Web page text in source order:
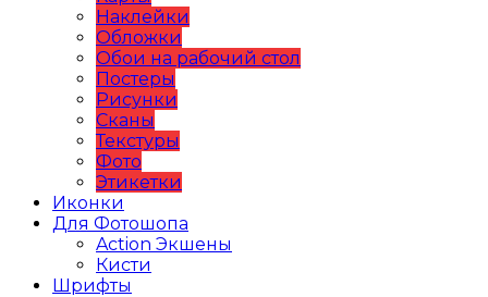
Наклейки
Обложки
Обои на рабочий стол
Постеры
Рисунки
Сканы
Текстуры
Фото
Этикетки
Иконки
Для Фотошопа
Action Экшены
Кисти
Шрифты